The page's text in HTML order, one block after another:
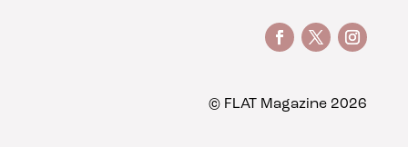
© FLAT Magazine 2026